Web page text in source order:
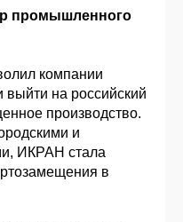
промышленного
компании
на российский
производство.
и
ИКРАН стала
в